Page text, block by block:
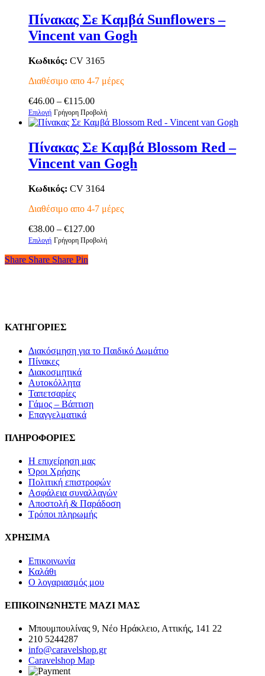
€108.00
έχει
πολλαπλές
παραλλαγές.
επιλογές
μπορούν
να
στη
σελίδα
του
Πίνακας Σε Καμβά Sunflowers –
Vincent van Gogh
Κωδικός: CV 3165
Διαθέσιμο απο 4-7 μέρες
€46.00 – €115.00Price
range:
€46.00
€115.00
Επιλογή Αυτό
το
πολλαπλές
παραλλαγές.
επιλογές
μπορούν
να
στη
σελίδα
προϊόντος
Γρήγορη Προβολή
Πίνακας Σε Καμβά Blossom Red –
Vincent van Gogh
Κωδικός: CV 3164
Διαθέσιμο απο 4-7 μέρες
€38.00 – €127.00Price
range:
Επιλογή Αυτό
προϊόν
μπορούν
στη
σελίδα
του
προϊόντος
Γρήγορη Προβολή
Share
Share Share Share Pin
ΚΑΤΗΓΟΡΙΕΣ
Διακόσμηση για το Παιδικό Δωμάτιο
Πίνακες
Διακοσμητικά
Αυτοκόλλητα
Ταπετσαρίες
Γάμος – Βάπτιση
Επαγγελματικά
ΠΛΗΡΟΦΟΡΙΕΣ
Η επιχείρηση μας
Όροι Χρήσης
Πολιτική επιστροφών
Ασφάλεια συναλλαγών
Αποστολή & Παράδοση
Τρόποι πληρωμής
ΧΡΗΣΙΜΑ
Επικοινωνία
Καλάθι
Ο λογαριασμός μου
ΕΠΙΚΟΙΝΩΝΗΣΤΕ ΜΑΖΙ ΜΑΣ
Μπουμπουλίνας 9, Νέο Ηράκλειο, Αττικής, 141 22
210 5244287
info@caravelshop.gr
Caravelshop Map